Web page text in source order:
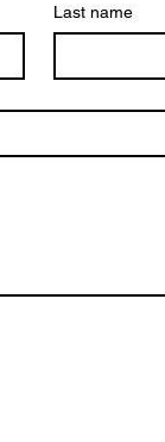
Last name